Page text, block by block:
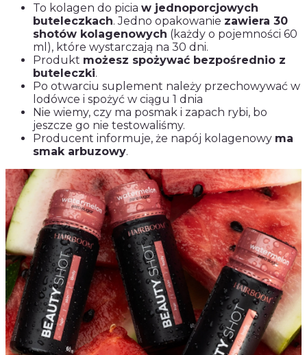
To kolagen do picia w jednoporcjowych
buteleczkach. Jedno opakowanie zawiera 30
shotów kolagenowych (każdy o pojemności 60
ml), które wystarczają na 30 dni.
Produkt możesz spożywać bezpośrednio z
buteleczki.
Po otwarciu suplement należy przechowywać w
lodówce i spożyć w ciągu 1 dnia
Nie wiemy, czy ma posmak i zapach rybi, bo
jeszcze go nie testowaliśmy.
Producent informuje, że napój kolagenowy ma
smak arbuzowy.